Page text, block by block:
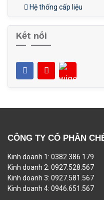
Hệ thống cấp liệu
Kết nối
CÔNG TY CỔ PHẦN
Kinh doanh 1: 0382.386.179
Kinh doanh 2: 0927.528.567
Kinh doanh 3: 0927.581.567
Kinh doanh 4: 0946.651.567